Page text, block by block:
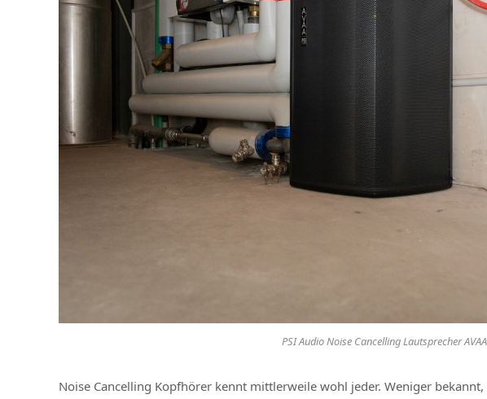
PSI Audio Noise Cancelling Lautsprecher
Noise Cancelling Kopfhörer kennt mittlerweile wohl jeder. Weniger